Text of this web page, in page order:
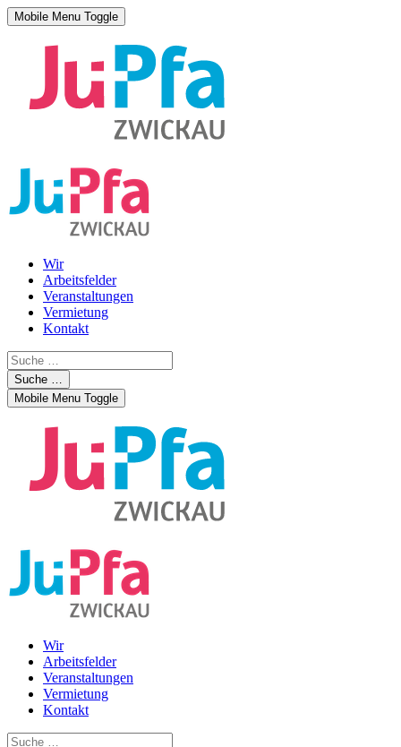
Mobile Menu Toggle
Wir
Arbeitsfelder
Veranstaltungen
Vermietung
Kontakt
Suche …
Mobile Menu Toggle
Wir
Arbeitsfelder
Veranstaltungen
Vermietung
Kontakt